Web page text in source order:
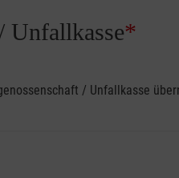
Unfallkasse*
/ Unfallkasse